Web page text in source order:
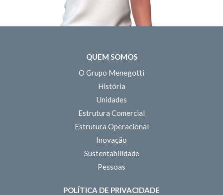
QUEM SOMOS
O Grupo Menegotti
História
Unidades
Estrutura Comercial
Estrutura Operacional
Inovação
Sustentabilidade
Pessoas
POLÍTICA DE PRIVACIDADE